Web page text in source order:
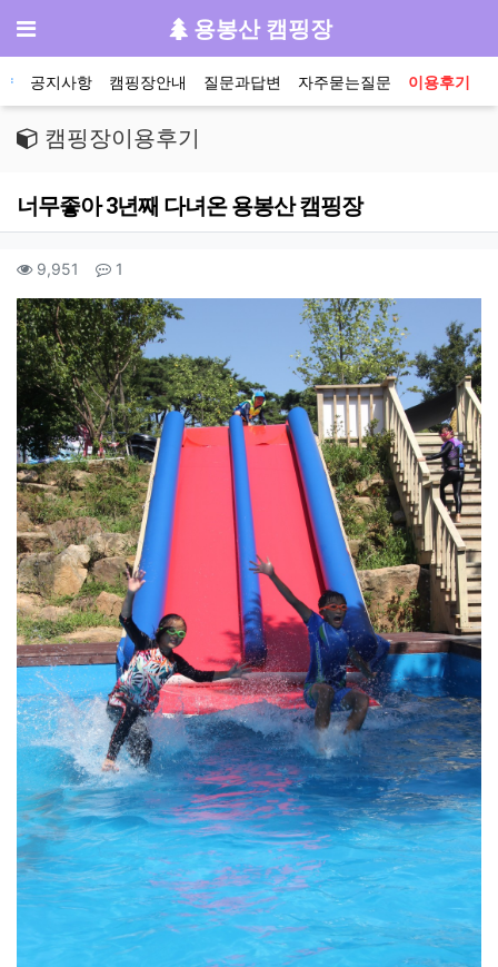
메뉴 용봉산 캠핑장
메인 메뉴
공지사항 캠핑장안내 질문과답변 자주묻는질문 이용후기
캠핑장이용후기
너무좋아 3년째 다녀온 용봉산 캠핑장
작성자 정보
컨텐츠 정보
9,951 조회 1
본문